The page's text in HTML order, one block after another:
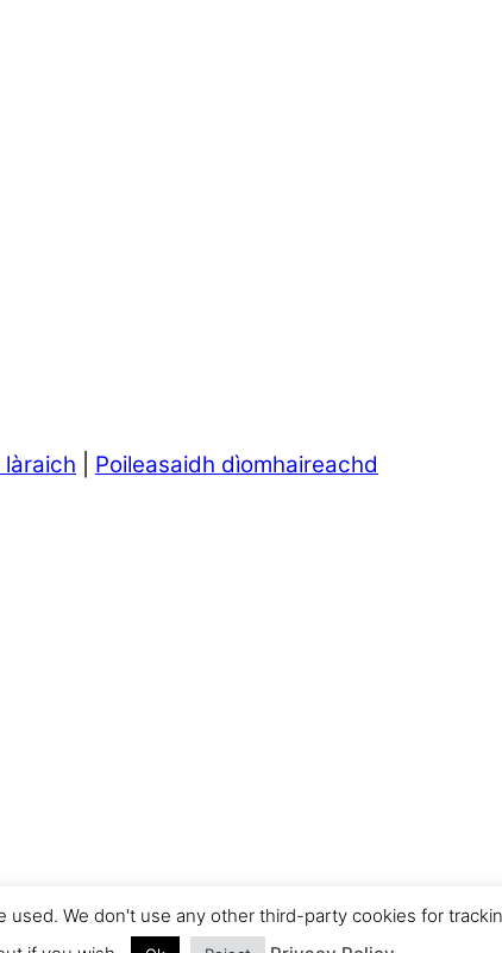
We don't use any other third-party cookies for
làraich Poileasaidh dìomhaireachd